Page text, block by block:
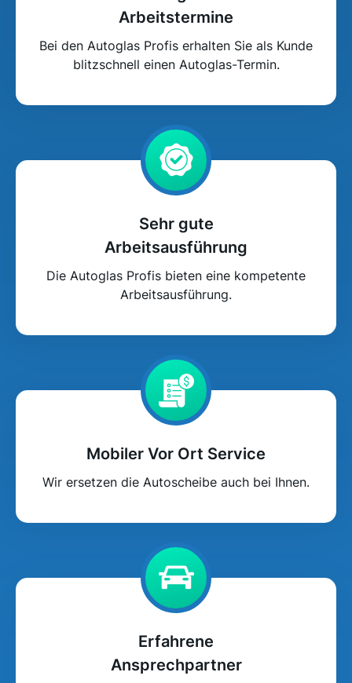
Arbeitstermine
Bei den Autoglas Profis erhalten Sie als Kunde
blitzschnell einen Autoglas-Termin.
Sehr gute
Arbeitsausführung
Die Autoglas Profis bieten eine kompetente
Arbeitsausführung.
Mobiler Vor Ort Service
Wir ersetzen die Autoscheibe auch bei Ihnen.
Erfahrene
Ansprechpartner